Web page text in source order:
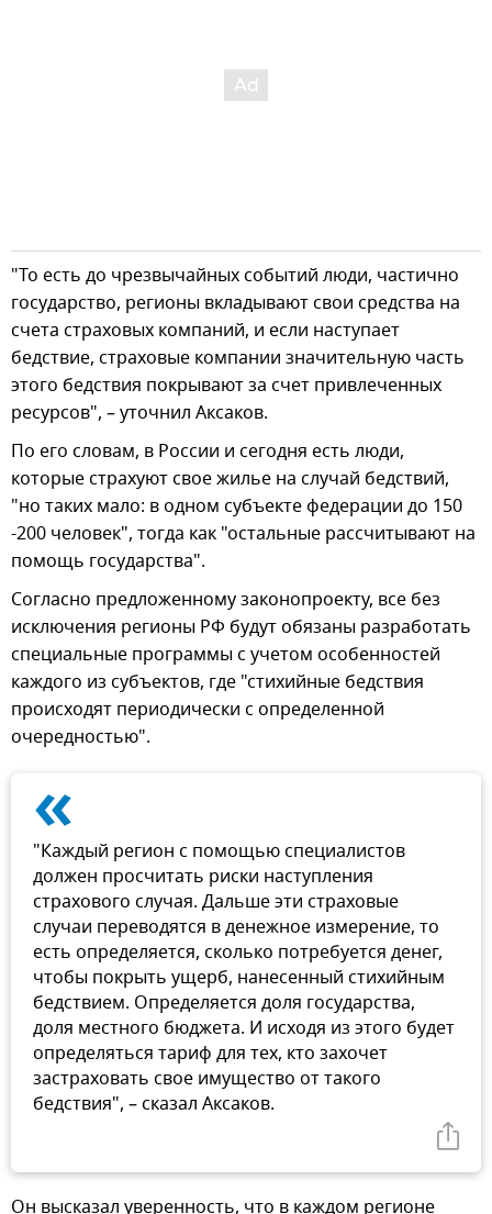
"То есть до чрезвычайных событий люди, частично
государство, регионы вкладывают свои средства на
счета страховых компаний, и если наступает
бедствие, страховые компании значительную часть
этого бедствия покрывают за счет привлеченных
ресурсов", – уточнил Аксаков.
По его словам, в России и сегодня есть люди,
которые страхуют свое жилье на случай бедствий,
"но таких мало: в одном субъекте федерации до 150
-200 человек", тогда как "остальные рассчитывают на
помощь государства".
Согласно предложенному законопроекту, все без
исключения регионы РФ будут обязаны разработать
специальные программы с учетом особенностей
каждого из субъектов, где "стихийные бедствия
происходят периодически с определенной
очередностью".
«
"Каждый регион с помощью специалистов
должен просчитать риски наступления
страхового случая. Дальше эти страховые
случаи переводятся в денежное измерение, то
есть определяется, сколько потребуется денег,
чтобы покрыть ущерб, нанесенный стихийным
бедствием. Определяется доля государства,
доля местного бюджета. И исходя из этого будет
определяться тариф для тех, кто захочет
застраховать свое имущество от такого
бедствия", – сказал Аксаков.
Он высказал уверенность, что в каждом регионе